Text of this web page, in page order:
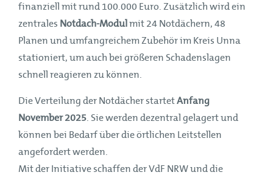
finanziell mit rund 100.000 Euro. Zusätzlich wird ein
zentrales Notdach-Modul mit 24 Notdächern, 48
Planen und umfangreichem Zubehör im Kreis Unna
stationiert, um auch bei größeren Schadenslagen
schnell reagieren zu können.
Die Verteilung der Notdächer startetAnfang
November 2025. Sie werden dezentral gelagert und
können bei Bedarf über die örtlichen Leitstellen
angefordert werden.
Mit der Initiative schaffen der VdF NRW und die